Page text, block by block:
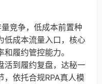
竞争，低成本前置种
低成本流量入口，核心
履约管控能力。
活到履约复盘，达秘一
，依托合规RPA真人模